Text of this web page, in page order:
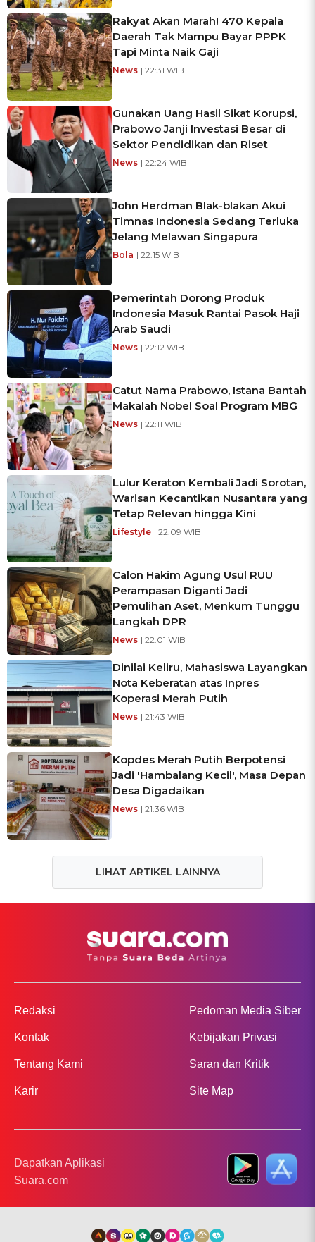
Rakyat Akan Marah! 470 Kepala
Daerah Tak Mampu Bayar PPPK
Tapi Minta Naik Gaji
News | 22:31 WIB
Gunakan Uang Hasil Sikat Korupsi,
Prabowo Janji Investasi Besar di
Sektor Pendidikan dan Riset
News | 22:24 WIB
John Herdman Blak-blakan Akui
Timnas Indonesia Sedang Terluka
Jelang Melawan Singapura
Bola | 22:15 WIB
Pemerintah Dorong Produk
Indonesia Masuk Rantai Pasok Haji
Arab Saudi
News | 22:12 WIB
Catut Nama Prabowo, Istana Bantah
Makalah Nobel Soal Program MBG
News | 22:11 WIB
Lulur Keraton Kembali Jadi Sorotan,
Warisan Kecantikan Nusantara yang
Tetap Relevan hingga Kini
Lifestyle | 22:09 WIB
Calon Hakim Agung Usul RUU
Perampasan Diganti Jadi
Pemulihan Aset, Menkum Tunggu
Langkah DPR
News | 22:01 WIB
Dinilai Keliru, Mahasiswa Layangkan
Nota Keberatan atas Inpres
Koperasi Merah Putih
News | 21:43 WIB
Kopdes Merah Putih Berpotensi
Jadi 'Hambalang Kecil', Masa Depan
Desa Digadaikan
News | 21:36 WIB
LIHAT ARTIKEL LAINNYA
Redaksi
Kontak
Tentang Kami
Karir
Pedoman Media Siber
Kebijakan Privasi
Saran dan Kritik
Site Map
Dapatkan Aplikasi
Suara.com